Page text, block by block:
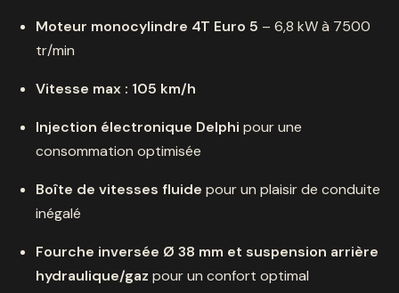
Moteur monocylindre 4T Euro 5 – 6,8 kW à 7500
tr/min
Vitesse max : 105 km/h
Injection électronique Delphi pour une
consommation optimisée
Boîte de vitesses fluide pour un plaisir de conduite
inégalé
Fourche inversée Ø 38 mm et suspension arrière
hydraulique/gaz pour un confort optimal